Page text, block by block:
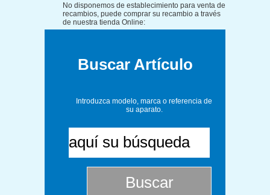
No disponemos de establecimiento para venta de
recambios, puede comprar su recambio a través
de nuestra tienda Online:
Buscar Artículo
Introduzca modelo, marca o referencia de
su aparato.